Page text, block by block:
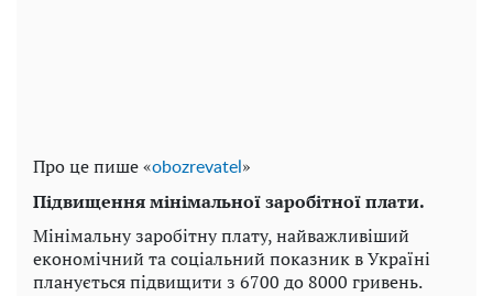
Про це пише «obozrevatel »
Підвищення мінімальної заробітної плати.
Мінімальну заробітну плату, найважливіший
економічний та соціальний показник в Україні
планується підвищити з 6700 до 8000 гривень.